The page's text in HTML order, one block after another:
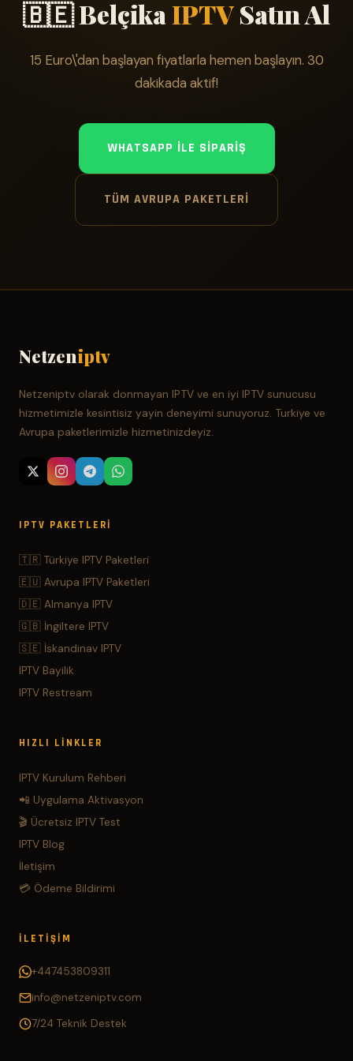
🇧🇪 BelçikaIPTVSatın Al
15 Euro\'dan başlayan fiyatlarla hemen başlayın. 30
dakikada aktif!
WHATSAPP ILE SIPARIŞ
TÜM AVRUPA PAKETLERI
Netzeniptv
Netzeniptv olarak donmayan IPTV ve en iyi IPTV sunucusu
hizmetimizle kesintisiz yayin deneyimi sunuyoruz. Turkiye ve
Avrupa paketlerimizle hizmetinizdeyiz.
IPTV PAKETLERI
🇹🇷 Türkiye IPTV Paketleri
🇪🇺 Avrupa IPTV Paketleri
🇩🇪 Almanya IPTV
🇬🇧 İngiltere IPTV
🇸🇪 İskandinav IPTV
IPTV Bayilik
IPTV Restream
HIZLI LINKLER
IPTV Kurulum Rehberi
📲 Uygulama Aktivasyon
🎬 Ücretsiz IPTV Test
IPTV Blog
İletişim
💳 Ödeme Bildirimi
İLETIŞIM
+447453809311
info@netzeniptv.com
7/24 Teknik Destek